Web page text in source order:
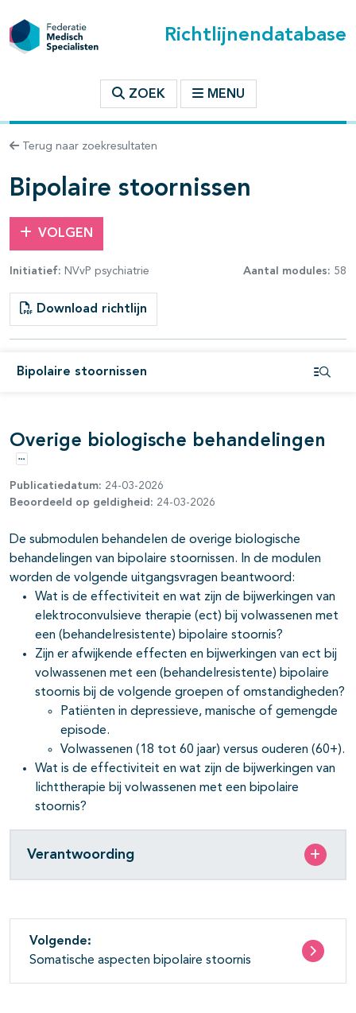
Richtlijnendatabase
ZOEK MENU
Terug naar zoekresultaten
Bipolaire stoornissen
VOLGEN
Initiatief: NVvP psychiatrie Aantal modules: 58
Download richtlijn
Bipolaire stoornissen
binnen deze richtlijn
open- en dichtklappen
open- en dichtklappen
open- en dichtklappen
open- en dichtklappen
open- en dichtklappen
open- en dichtklappen
open- en dichtklappen
Overige biologische behandelingen
Opties
Publicatiedatum: 24-03-2026
Beoordeeld op geldigheid: 24-03-2026
De submodulen behandelen de overige biologische
behandelingen van bipolaire stoornissen. In de modulen
worden de volgende uitgangsvragen beantwoord:
Wat is de effectiviteit en wat zijn de bijwerkingen van
elektroconvulsieve therapie (ect) bij volwassenen met
een (behandelresistente) bipolaire stoornis?
Zijn er afwijkende effecten en bijwerkingen van ect bij
volwassenen met een (behandelresistente) bipolaire
stoornis bij de volgende groepen of omstandigheden?
Patiënten in depressieve, manische of gemengde
episode.
Volwassenen (18 tot 60 jaar) versus ouderen (60+).
Wat is de effectiviteit en wat zijn de bijwerkingen van
lichttherapie bij volwassenen met een bipolaire
stoornis?
Verantwoording
Volgende:
Somatische aspecten bipolaire stoornis